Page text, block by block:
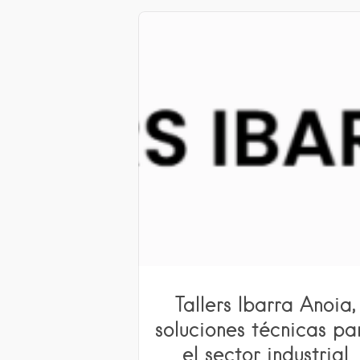
Tallers Ibarra Anoia,
soluciones técnicas
el sector industrial